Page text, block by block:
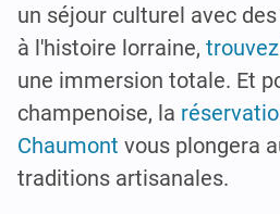
un séjour culturel avec
à l'histoire lorraine,
une immersion totale. Et
champenoise, la
Chaumont vous plongera
traditions artisanales.